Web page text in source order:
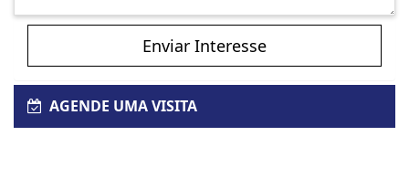
Enviar Interesse
AGENDE UMA VISITA